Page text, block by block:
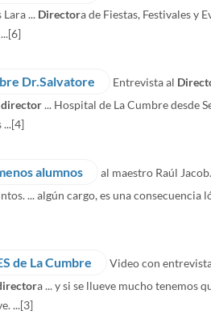
Lara ... Directora de Fiestas, Festivales y
[6]
Dr.Salvatore Entrevista al
director... Hospital de La Cumbre desde
[4]
alumnos
al maestro Raúl
... algún cargo, es una consecuencia
de La Cumbre Video con
a ... y si se llueve mucho tenemos
...[3]